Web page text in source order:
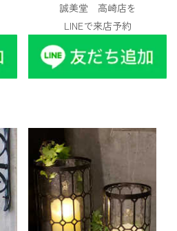
誠美堂 高崎店を
LINEで来店予約